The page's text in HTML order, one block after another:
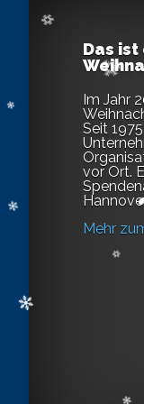
Das ist
Im Jahr
Seit
vor Ort.
Mehr